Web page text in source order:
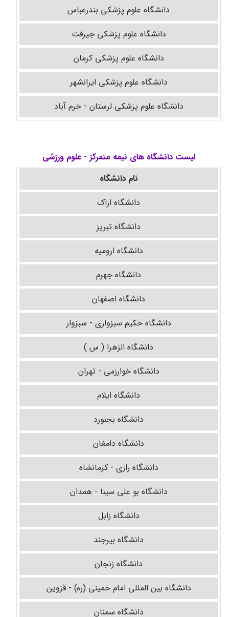
دانشگاه علوم پزشکی بندرعباس
دانشگاه علوم پزشکی جیرفت
دانشگاه علوم پزشکی کرمان
دانشگاه علوم پزشکی ایرانشهر
دانشگاه علوم پزشکی لرستان - خرم آباد
لیست دانشگاه های نیمه متمرکز - علوم ورزشی
نام دانشگاه
دانشگاه اراک
دانشگاه تبریز
دانشگاه ارومیه
دانشگاه جهرم
دانشگاه اصفهان
دانشگاه حکیم سبزواری - سبزوار
دانشگاه الزهرا ( س )
دانشگاه خوارزمی - تهران
دانشگاه ایلام
دانشگاه بجنورد
دانشگاه دامغان
دانشگاه رازی - کرمانشاه
دانشگاه بو علی سینا - همدان
دانشگاه زابل
دانشگاه بیرجند
دانشگاه زنجان
دانشگاه بین المللی امام خمینی‌ (ره) - قزوین
دانشگاه سمنان